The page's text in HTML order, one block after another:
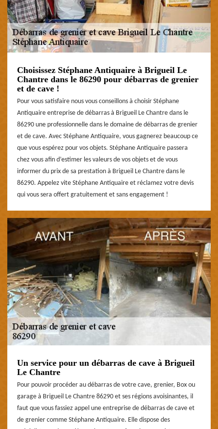
Choisissez Stéphane Antiquaire à Brigueil Le
Chantre dans le 86290 pour débarras de grenier
et de cave !
Pour vous satisfaire nous vous conseillons à choisir Stéphane
Antiquaire entreprise de débarras à Brigueil Le Chantre dans le
86290 une professionnelle dans le domaine de débarras de grenier
et de cave. Avec Stéphane Antiquaire, vous gagnerez beaucoup ce
que vous espérez pour vos objets. Stéphane Antiquaire passera
chez vous afin d’estimer les valeurs de vos objets et de vous
informer du prix de sa prestation à Brigueil Le Chantre dans le
86290. Appelez vite Stéphane Antiquaire et réclamez votre devis
qui vous sera offert gratuitement et sans engagement !
Un service pour un débarras de cave à Brigueil
Le Chantre
Pour pouvoir procéder au débarras de votre cave, grenier, Box ou
garage à Brigueil Le Chantre 86290 et ses régions avoisinantes, il
faut que vous fassiez appel une entreprise de débarras de cave et
de grenier comme Stéphane Antiquaire. Elle dispose des